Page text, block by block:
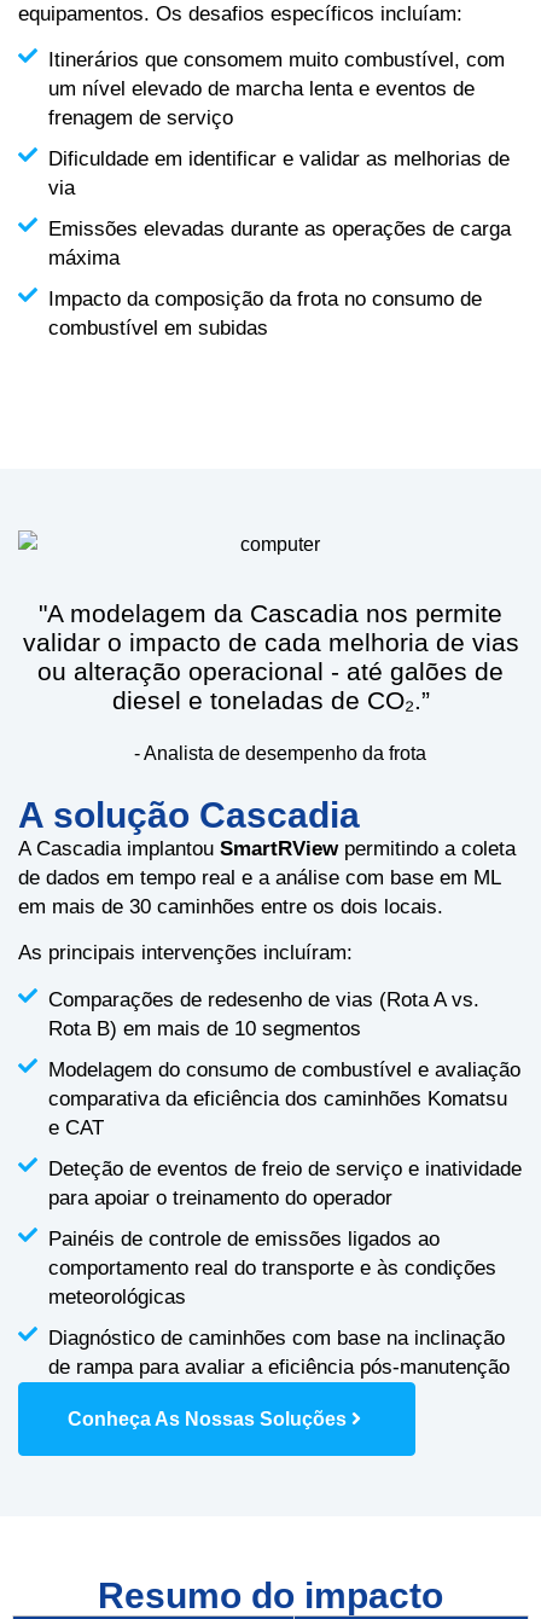
equipamentos. Os desafios específicos incluíam:
Itinerários que consomem muito combustível, com
um nível elevado de marcha lenta e eventos de
frenagem de serviço
Dificuldade em identificar e validar as melhorias de
via
Emissões elevadas durante as operações de carga
máxima
Impacto da composição da frota no consumo de
combustível em subidas
A solução Cascadia
A Cascadia implantou SmartRViewpermitindo a coleta
de dados em tempo real e a análise com base em ML
em mais de 30 caminhões entre os dois locais.
As principais intervenções incluíram:
Comparações de redesenho de vias (Rota A vs.
Rota B) em mais de 10 segmentos
Modelagem do consumo de combustível e avaliação
comparativa da eficiência dos caminhões Komatsu
e CAT
Deteção de eventos de freio de serviço e inatividade
para apoiar o treinamento do operador
Painéis de controle de emissões ligados ao
comportamento real do transporte e às condições
meteorológicas
Diagnóstico de caminhões com base na inclinação
de rampa para avaliar a eficiência pós-manutenção
Conheça As Nossas Soluções
"A modelagem da Cascadia nos permite
validar o impacto de cada melhoria de vias
ou alteração operacional - até galões de
diesel e toneladas de CO₂.”
- Analista de desempenho da frota
Resumo do impacto